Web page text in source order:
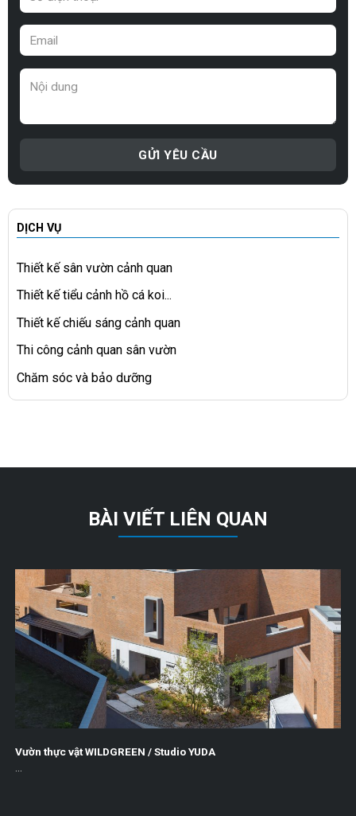
DỊCH VỤ
Thiết kế sân vườn cảnh quan
Thiết kế tiểu cảnh hồ cá koi...
Thiết kế chiếu sáng cảnh quan
Thi công cảnh quan sân vườn
Chăm sóc và bảo dưỡng
BÀI VIẾT LIÊN QUAN
Vườn thực vật WILDGREEN / Studio YUDA